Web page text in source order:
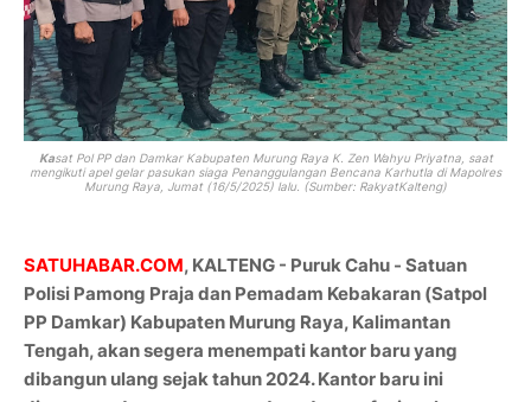
Kasat Pol PP dan Damkar Kabupaten Murung Raya K. Zen Wahyu Priyatna, saat
mengikuti apel gelar pasukan siaga Penanggulangan Bencana Karhutla di Mapolres
Murung Raya, Jumat (16/5/2025) lalu. (Sumber: RakyatKalteng)
SATUHABAR.COM, KALTENG - Puruk Cahu - Satuan
Polisi Pamong Praja dan Pemadam Kebakaran (Satpol
PP Damkar) Kabupaten Murung Raya, Kalimantan
Tengah, akan segera menempati kantor baru yang
dibangun ulang sejak tahun 2024. Kantor baru ini